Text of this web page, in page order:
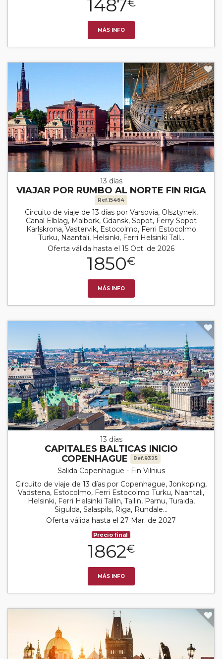
1487€
MÁS INFO
13 días
VIAJAR POR RUMBO AL NORTE FIN RIGA
Ref.15464
Circuito de viaje de 13 días por Varsovia, Olsztynek,
Canal Elblag, Malbork, Gdansk, Sopot, Ferry Sopot
Karlskrona, Vastervik, Estocolmo, Ferri Estocolmo
Turku, Naantali, Helsinki, Ferri Helsinki Tall...
Oferta válida hasta el 15 Oct. de 2026
1850€
MÁS INFO
13 días
CAPITALES BALTICAS INICIO
COPENHAGUE
Ref.9325
Salida Copenhague - Fin Vilnius
Circuito de viaje de 13 días por Copenhague, Jonkoping,
Vadstena, Estocolmo, Ferri Estocolmo Turku, Naantali,
Helsinki, Ferri Helsinki Tallin, Tallin, Parnu, Turaida,
Sigulda, Salaspils, Riga, Rundale...
Oferta válida hasta el 27 Mar. de 2027
Precio final
1862€
MÁS INFO